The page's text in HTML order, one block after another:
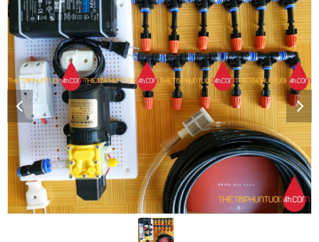
LIÊN
HỆ